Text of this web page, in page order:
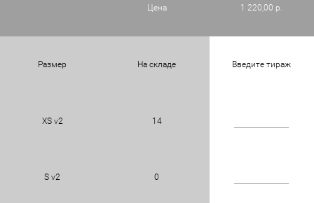
Цена 1 220,00 р.
Размер На складе Введите тираж
XS v2 14
S v2 0